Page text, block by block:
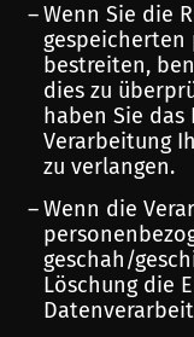
Wenn Sie die
gespeicherten
bestreiten,
dies zu
haben Sie das
Verarbeitung
zu verlangen.
Wenn die
geschah/
Löschung die